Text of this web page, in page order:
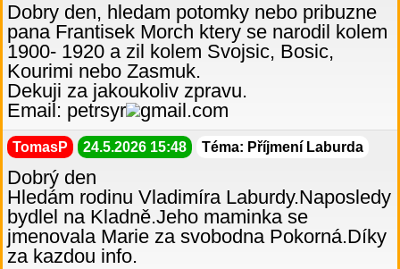
Dobry den, hledam potomky nebo pribuzne
pana Frantisek Morch ktery se narodil kolem
1900- 1920 a zil kolem Svojsic, Bosic,
Kourimi nebo Zasmuk.
Dekuji za jakoukoliv zpravu.
Email: petrsyr
gmail.com
TomasP 24.5.2026 15:48 Téma: Příjmení Laburda
Dobrý den
Hledám rodinu Vladimíra Laburdy.Naposledy
bydlel na Kladně.Jeho maminka se
jmenovala Marie za svobodna Pokorná.Díky
za kazdou info.